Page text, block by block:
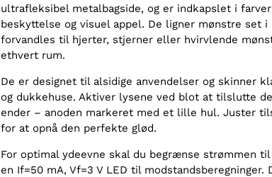
ultrafleksibel metalbagside, og er indkapslet i
beskyttelse og visuel appel. De ligner mønstre set
forvandles til hjerter, stjerner eller hvirvlende
ethvert rum.
De er designet til alsidige anvendelser og skinner
og dukkehuse. Aktiver lysene ved blot at tilslutte
ender – anoden markeret med et lille hul. Juster
for at opnå den perfekte glød.
For optimal ydeevne skal du begrænse strømmen
en If=50 mA, Vf=3 V LED til modstandsberegninger.